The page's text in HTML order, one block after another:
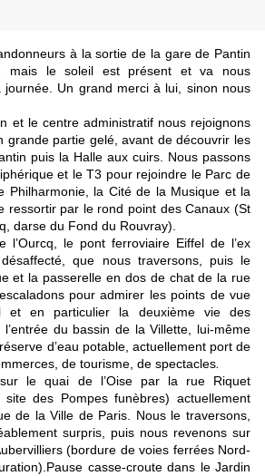
à la sortie de la gare de Pantin
mais le soleil est présent et va nous
journée. Un grand merci à lui, sinon nous
et le centre administratif nous rejoignons
grande partie gelé, avant de découvrir les
puis la Halle aux cuirs. Nous passons
et le T3 pour rejoindre le Parc de
Philharmonie, la Cité de la Musique et la
ressortir par le rond point des Canaux (St
darse du Fond du Rouvray).
l’Ourcq, le pont ferroviaire Eiffel de l’ex
que nous traversons, puis le
et la passerelle en dos de chat de la rue
pour admirer les points de vue
et en particulier la deuxième vie des
du bassin de la Villette, lui-même
d’eau potable, actuellement port de
de tourisme, de spectacles
sur le quai de l’Oise par la rue Riquet
site des Pompes funèbres) actuellement
de la Ville de Paris. Nous le traversons,
surpris, puis nous revenons sur
(bordure de voies ferrées Nord-
casse-croute dans le Jardin